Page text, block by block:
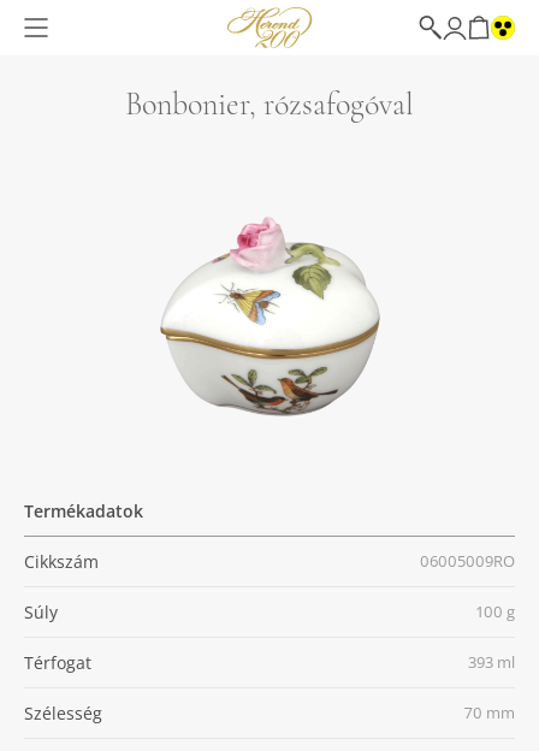
Bonbonier, rózsafogóval
Termékadatok
Cikkszám 06005009RO
Súly 100 g
Térfogat 393 ml
Szélesség 70 mm